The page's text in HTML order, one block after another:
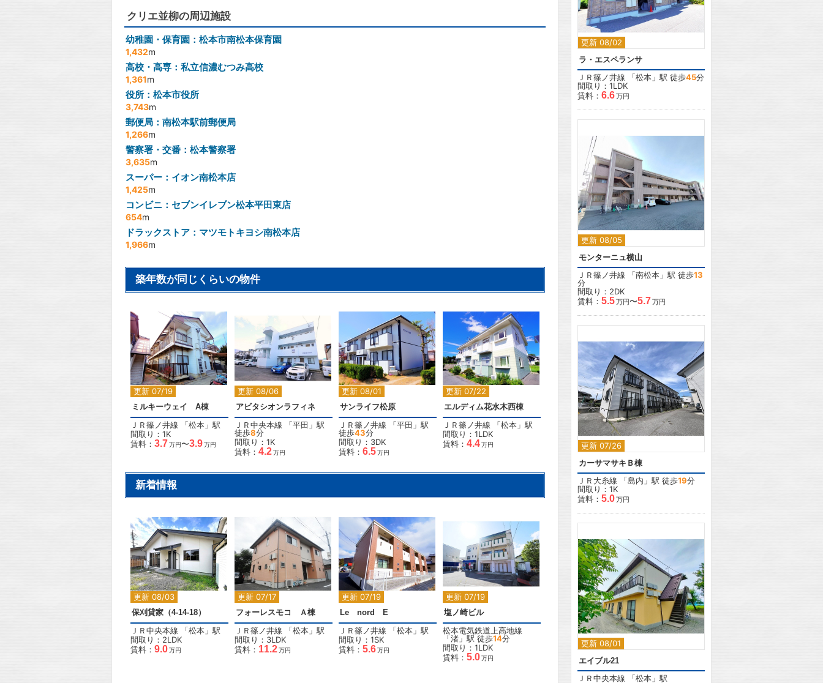
クリエ並柳の周辺施設
幼稚園・保育園：松本市南松本保育園
1,432m
高校・高専：私立信濃むつみ高校
1,361m
役所：松本市役所
3,743m
郵便局：南松本駅前郵便局
1,266m
警察署・交番：松本警察署
3,635m
スーパー：イオン南松本店
1,425m
コンビニ：セブンイレブン松本平田東店
654m
ドラックストア：マツモトキヨシ南松本店
1,966m
築年数が同じくらいの物件
更新 07/19
2
ミルキーウェイ A棟
ＪＲ篠ノ井線 「松本 」駅
間取り：1K
賃料： 3.7万円〜3.9万円
更新 08/06
2
アビタシオンラフィネ
ＪＲ中央本線 「平田 」駅
徒歩8分
間取り：1K
賃料： 4.2万円
更新 08/01
2
サンライフ松原
ＪＲ篠ノ井線 「平田 」駅
徒歩43分
間取り：3DK
賃料： 6.5万円
更新 07/22
2
エルディム花水木西棟
ＪＲ篠ノ井線 「松本 」駅
間取り：1LDK
賃料： 4.4万円
新着情報
更新 08/03
保刈貸家（4-14-18）
ＪＲ中央本線 「松本 」駅
間取り：2LDK
賃料： 9.0万円
更新 07/17
2
フォーレスモコ Ａ棟
ＪＲ篠ノ井線 「松本 」駅
間取り：3LDK
賃料： 11.2万円
更新 07/19
2
Le nord E
ＪＲ篠ノ井線 「松本 」駅
間取り：1SK
賃料： 5.6万円
更新 07/19
2
塩ノ崎ビル
松本電気鉄道上高地線
「渚 」駅 徒歩14分
間取り：1LDK
賃料： 5.0万円
更新 08/02
ラ・エスペランサ
ＪＲ篠ノ井線 「松本 」駅 徒歩45分
間取り：1LDK
賃料： 6.6万円
更新 08/05
モンターニュ横山
ＪＲ篠ノ井線 「南松本 」駅 徒歩13
分
間取り：2DK
賃料： 5.5万円〜5.7万円
更新 07/26
2
カーサマサキＢ棟
ＪＲ大糸線 「島内 」駅 徒歩19分
間取り：1K
賃料： 5.0万円
更新 08/01
2
エイブル21
ＪＲ中央本線 「松本 」駅